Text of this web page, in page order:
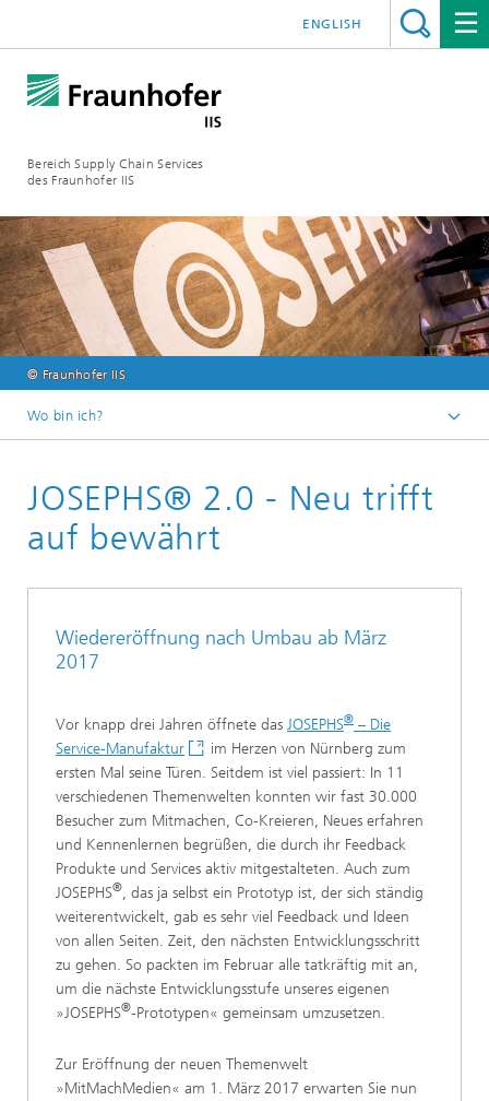
Bereich Supply Chain Services
des Fraunhofer IIS
ENGLISH
© Fraunhofer IIS
Wo bin ich?
Newsletter
Newsletter-Archiv
JOSEPHS® 2.0 - Neu trifft
auf bewährt
Wiedereröffnung nach Umbau ab März
2017
Vor knapp drei Jahren öffnete das JOSEPHS® – Die
Service-Manufaktur
im Herzen von Nürnberg zum
ersten Mal seine Türen. Seitdem ist viel passiert: In 11
verschiedenen Themenwelten konnten wir fast 30.000
Besucher zum Mitmachen, Co-Kreieren, Neues erfahren
und Kennenlernen begrüßen, die durch ihr Feedback
Produkte und Services aktiv mitgestalteten. Auch zum
JOSEPHS®, das ja selbst ein Prototyp ist, der sich ständig
weiterentwickelt, gab es sehr viel Feedback und Ideen
von allen Seiten. Zeit, den nächsten Entwicklungsschritt
zu gehen. So packten im Februar alle tatkräftig mit an,
um die nächste Entwicklungsstufe unseres eigenen
»JOSEPHS®-Prototypen« gemeinsam umzusetzen.
Zur Eröffnung der neuen Themenwelt
»MitMachMedien« am 1. März 2017 erwarten Sie nun